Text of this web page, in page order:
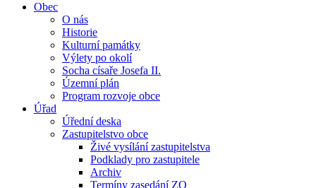
Obec
O nás
Historie
Kulturní památky
Výlety po okolí
Socha císaře Josefa II.
Územní plán
Program rozvoje obce
Úřad
Úřední deska
Zastupitelstvo obce
Živé vysílání zastupitelstva
Podklady pro zastupitele
Archiv
Termíny zasedání ZO